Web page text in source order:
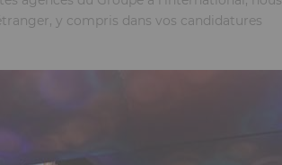
y compris dans vos candidatures